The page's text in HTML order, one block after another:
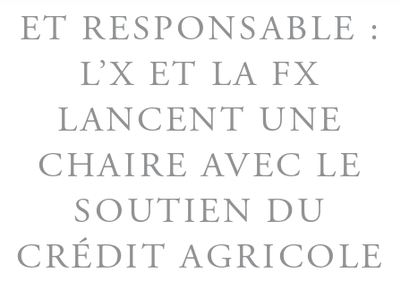
ET RESPONSABLE :
L’X ET LA FX
LANCENT UNE
CHAIRE AVEC LE
SOUTIEN DU
CRÉDIT AGRICOLE